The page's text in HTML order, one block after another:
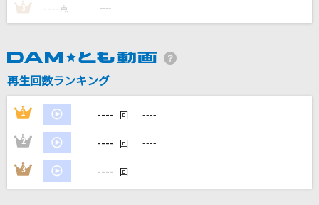
SADVENTURES
[生音]コイスルオトメ
SUPER BEAVER
魂のルフラン
泡沫、哀のまほろば
3 ---- 点 ----
再生回数ランキング
1 ---- 回 ----
2 ---- 回 ----
3 ---- 回 ----